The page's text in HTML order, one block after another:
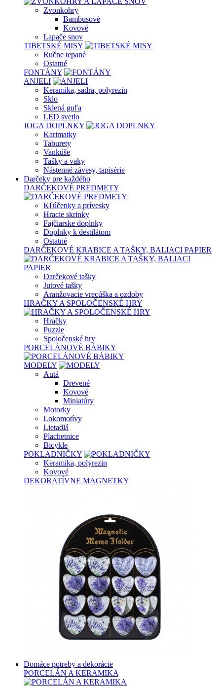
Zvonkohry
Bambusové
Kovové
Lapače snov
TIBETSKÉ MISY
Ručne tepané
Ostatné
FONTÁNY
ANJELI
Keramika, sadra, polyrezin
Sklo
Sklená guľa
LED svetlo
JOGA DOPLNKY
Karimatky
Taburety
Vankúše
Tašky a vaky
Nástenné závesy, tapisérie
Darčeky pre každého
DARČEKOVÉ PREDMETY
Kľúčenky a prívesky
Hracie skrinky
Fajčiarske doplnky
Doplnky k destilátom
Ostatné
DARČEKOVÉ KRABICE A TAŠKY, BALIACI PAPIER
Darčekové tašky
Jutové tašky
Aranžovacie vrecúška a ozdoby
HRAČKY A SPOLOČENSKÉ HRY
Hračky
Puzzle
Spoločenské hry
PORCELÁNOVÉ BÁBIKY
MODELY
Autá
Drevené
Kovové
Miniatúry
Motorky
Lokomotívy
Lietadlá
Plachetnice
Bicykle
POKLADNIČKY
Keramika, polyrezin
Kovové
DEKORATÍVNE MAGNETKY
Domáce potreby a dekorácie
PORCELÁN A KERAMIKA